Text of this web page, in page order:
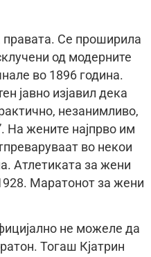
правата. Се проширила
од модерните
во 1896 година.
jавно изjавил дека
незанимливо,
На жените наjпрво им
во некои
Атлетиката за жени
Маратонот за жени
не можеле да
Тогаш Кjатрин